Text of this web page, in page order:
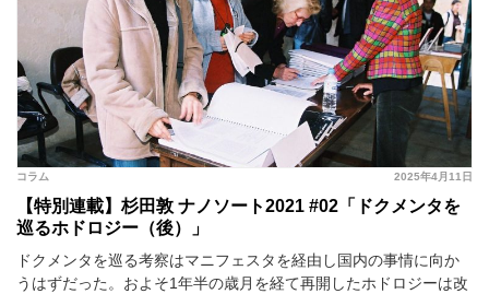
2025年4月11日
コラム
【特別連載】杉田敦 ナノソート2021 #02「ドクメンタを
巡るホドロジー（後）」
ドクメンタを巡る考察はマニフェスタを経由し国内の事情に向か
うはずだった。およそ1年半の歳月を経て再開したホドロジーは改